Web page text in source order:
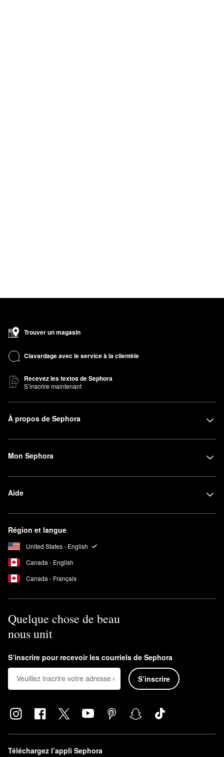
Trouver un magasin
Clavardage avec le service à la clientèle
Recevez les textos de Sephora
S’inscrire maintenant
À propos de Sephora
Mon Sephora
Aide
Région et langue
United States - English
Canada - English
Canada - Français
Quelque chose de beau
nous unit
S’inscrire pour recevoir les courriels de Sephora
S’inscrire
Téléchargez l’appli Sephora